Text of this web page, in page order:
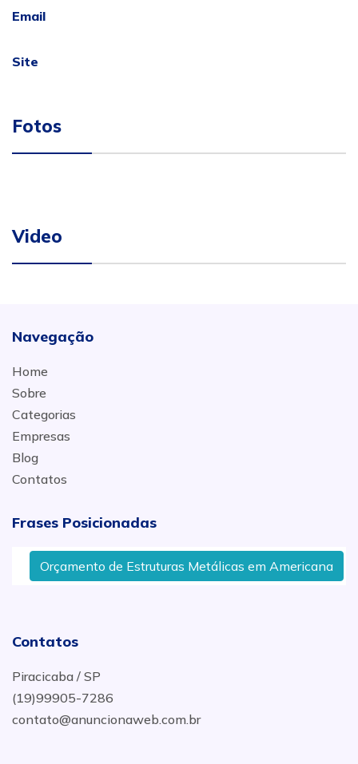
Email
Site
Fotos
Video
Navegação
Home
Sobre
Categorias
Empresas
Blog
Contatos
Frases Posicionadas
Orçamento de Estruturas Metálicas em Americana
Contatos
Piracicaba / SP
(19)99905-7286
contato@anuncionaweb.com.br